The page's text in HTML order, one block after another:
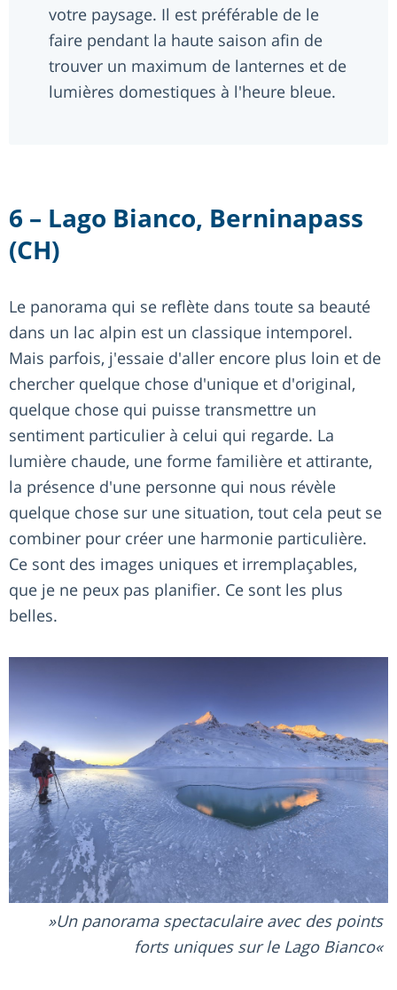
votre paysage. Il est préférable de le
faire pendant la haute saison afin de
trouver un maximum de lanternes et de
lumières domestiques à l'heure bleue.
6 – Lago Bianco, Berninapass
(CH)
Le panorama qui se reflète dans toute sa beauté
dans un lac alpin est un classique intemporel.
Mais parfois, j'essaie d'aller encore plus loin et de
chercher quelque chose d'unique et d'original,
quelque chose qui puisse transmettre un
sentiment particulier à celui qui regarde. La
lumière chaude, une forme familière et attirante,
la présence d'une personne qui nous révèle
quelque chose sur une situation, tout cela peut se
combiner pour créer une harmonie particulière.
Ce sont des images uniques et irremplaçables,
que je ne peux pas planifier. Ce sont les plus
belles.
Un panorama spectaculaire avec des points
forts uniques sur le Lago Bianco